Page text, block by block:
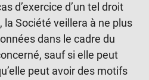
d’exercice d’un tel droit
la Société veillera à ne plus
dans le cadre du
sauf si elle peut
peut avoir des motifs